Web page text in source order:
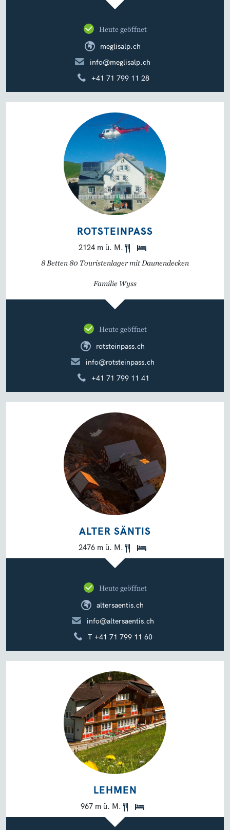
Heute geöffnet
meglisalp.ch
info@meglisalp.ch
+41 71 799 11 28
ROTSTEINPASS
2124 m ü. M.
8 Betten 80 Touristenlager mit Daunendecken
Familie Wyss
Heute geöffnet
rotsteinpass.ch
info@rotsteinpass.ch
+41 71 799 11 41
ALTER SÄNTIS
2476 m ü. M.
Heute geöffnet
altersaentis.ch
info@altersaentis.ch
T +41 71 799 11 60
LEHMEN
967 m ü. M.